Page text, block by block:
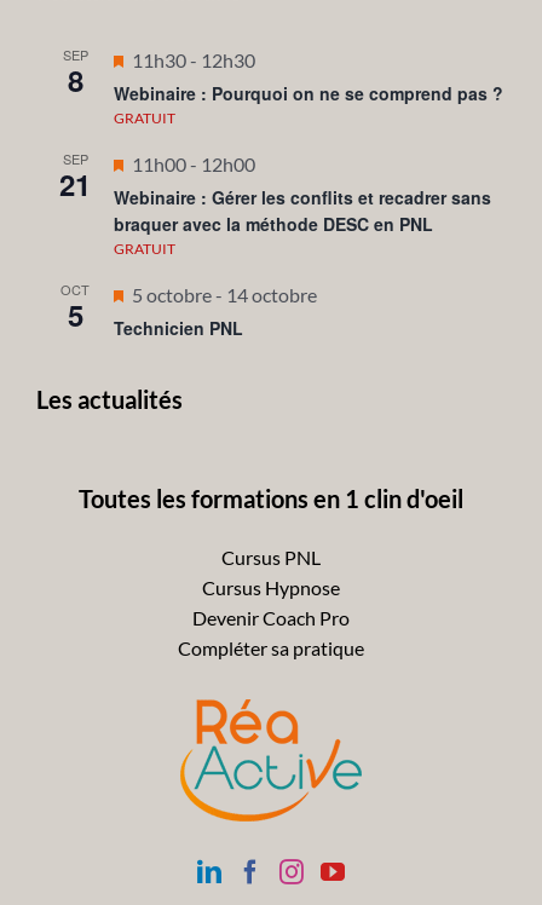
SEP
8
Mis
en
avant
11h30- 12h30
Webinaire : Pourquoi on ne se comprend pas ?
GRATUIT
SEP
21
Mis
en
avant
11h00- 12h00
Webinaire : Gérer les conflits et recadrer sans
braquer avec la méthode DESC en PNL
GRATUIT
OCT
5
Mis
en
5 octobre- 14 octobre
Technicien PNL
Les actualités
Toutes les formations en 1 clin d'oeil
Cursus PNL
Cursus Hypnose
Devenir Coach Pro
Compléter sa pratique